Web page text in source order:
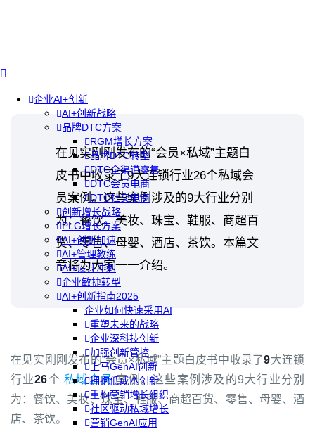
企业AI+创新
AI+创新战略
品牌DTC方案
RGM增长方案
品牌DTC转型
DTC全渠道零售
DTC会员电商
DTC社交电商
创新增长战略
PLG增长方案
AI+创新加速
AI+管理教练
AI+设计冲刺
企业敏捷转型
AI+创新指南2025
企业如何快速采用AI
重塑未来的战略
企业深科技创新
加强创新管控
上马GenAI创新
拥抱低成本创新
重构营销增长组织
社区驱动私域增长
营销GenAI应用
在见实刚刚发布的“会员×私域”主题白
皮书中收录了9大连锁行业26个私域会
员案例。这些案例涉及的9大行业分别
为：餐饮、美妆、珠宝、鞋服、商超百
货、零售、母婴、酒店、茶饮。本篇文
章将为大家一一介绍。
在见实刚刚发布的“会员×私域”主题白皮书中收录了9大连锁
行业26个私域会员案例。这些案例涉及的9大行业分别
为：餐饮、美妆、珠宝、鞋服、商超百货、零售、母婴、酒
店、茶饮。